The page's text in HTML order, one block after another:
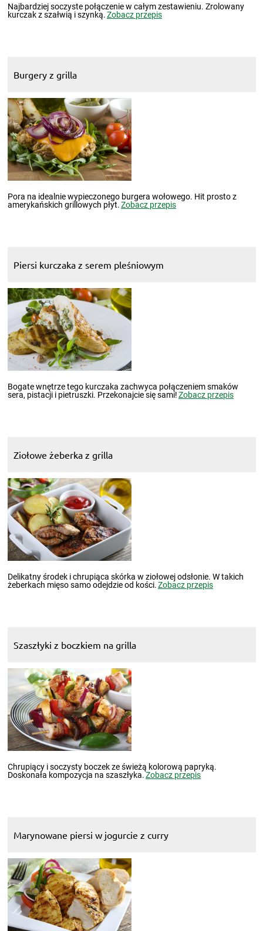
Najbardziej soczyste połączenie w całym zestawieniu. Zrolowany
kurczak z szałwią i szynką.Zobacz przepis
Burgery z grilla
Pora na idealnie wypieczonego burgera wołowego. Hit prosto z
amerykańskich grillowych płyt.Zobacz przepis
Piersi kurczaka z serem pleśniowym
Bogate wnętrze tego kurczaka zachwyca połączeniem smaków
sera, pistacji i pietruszki. Przekonajcie się sami!Zobacz przepis
Ziołowe żeberka z grilla
Delikatny środek i chrupiąca skórka w ziołowej odsłonie. W takich
żeberkach mięso samo odejdzie od kości.Zobacz przepis
Szaszłyki z boczkiem na grilla
Chrupiący i soczysty boczek ze świeżą kolorową papryką.
Doskonała kompozycja na szaszłyka.Zobacz przepis
Marynowane piersi w jogurcie z curry